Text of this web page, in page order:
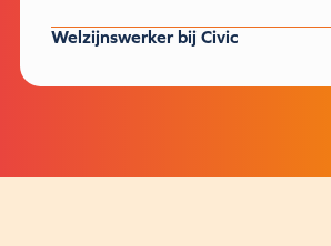
Welzijnswerker bij Civic